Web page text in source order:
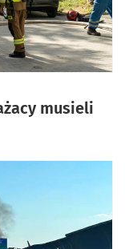
musieli